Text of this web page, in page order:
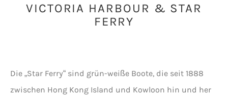
VICTORIA HARBOUR & STAR
FERRY
Die „Star Ferry“ sind grün-weiße Boote, die seit 1888
zwischen Hong Kong Island und Kowloon hin und her